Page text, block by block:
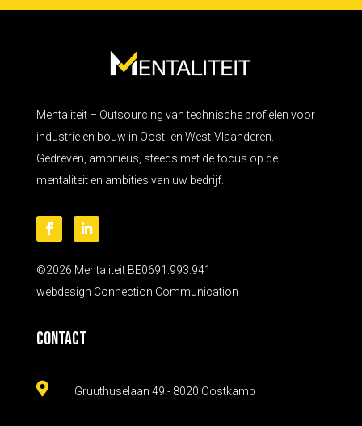
Mentaliteit – Outsourcing van technische profielen voor
industrie en bouw in Oost- en West-Vlaanderen.
Gedreven, ambitieus, steeds met de focus op de
mentaliteit en ambities van uw bedrijf.
©2026 Mentaliteit BE0691.993.941
webdesign Connection Communication
Contact
 Gruuthuselaan 49 - 8020 Oostkamp